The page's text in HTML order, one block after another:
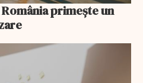
primește un